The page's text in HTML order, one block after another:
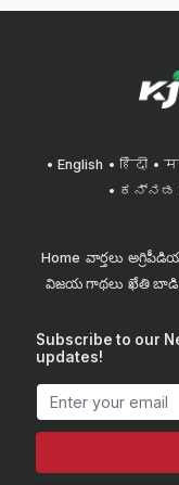
English हिंदी
ಕನ್ನಡ
Home వార్తలు
విజయ గాథలు ఖేతి బాడి
Subscribe to our
updates!